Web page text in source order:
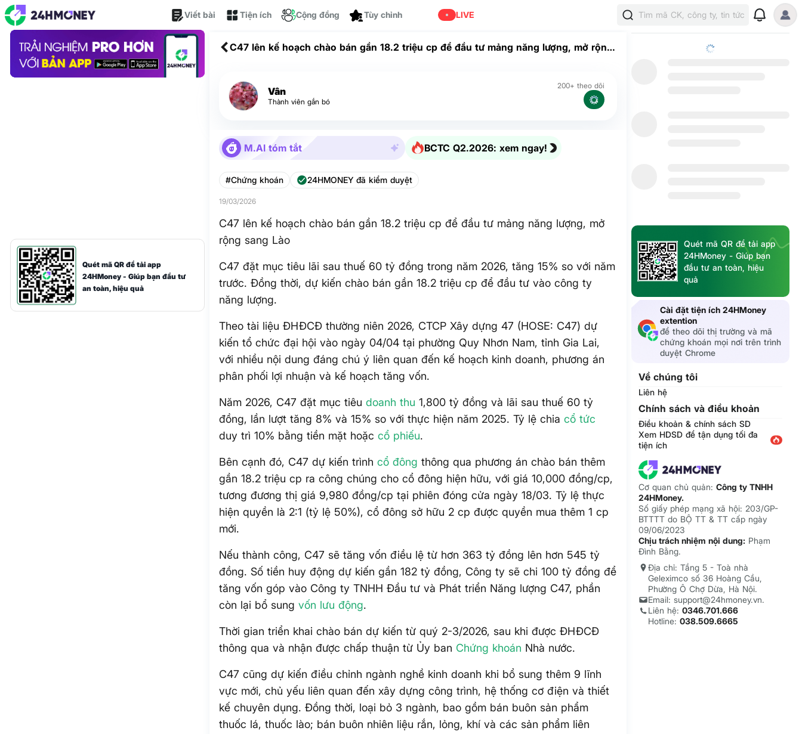
Viết bài Tiện ích
Cộng đồng
LIVE Tìm mã CK, công ty, tin tức
Quét mã QR để tải app
24HMoney - Giúp bạn đầu tư
an toàn, hiệu quả
C47 lên kế hoạch chào bán gần 18.2 triệu cp để đầu tư mảng năng lượng, mở rộng
Vân
Thành viên gắn bó
200+ theo dõi
M.AI tóm tắt BCTC Q2.2026: xem ngay!
#Chứng khoán 24HMONEY đã kiểm duyệt
19/03/2026
C47 lên kế hoạch chào bán gần 18.2 triệu cp để đầu tư mảng năng lượng, mở
rộng sang Lào
C47 đặt mục tiêu lãi sau thuế 60 tỷ đồng trong năm 2026, tăng 15% so với năm
trước. Đồng thời, dự kiến chào bán gần 18.2 triệu cp để đầu tư vào công ty
năng lượng.
Theo tài liệu ĐHĐCĐ thường niên 2026, CTCP Xây dựng 47 (HOSE: C47) dự
kiến tổ chức đại hội vào ngày 04/04 tại phường Quy Nhơn Nam, tỉnh Gia Lai,
với nhiều nội dung đáng chú ý liên quan đến kế hoạch kinh doanh, phương án
phân phối lợi nhuận và kế hoạch tăng vốn.
Năm 2026, C47 đặt mục tiêudoanh thu 1,800 tỷ đồng và lãi sau thuế 60 tỷ
đồng, lần lượt tăng 8% và 15% so với thực hiện năm 2025. Tỷ lệ chiacổ tức
duy trì 10% bằng tiền mặt hoặccổ phiếu.
Bên cạnh đó, C47 dự kiến trìnhcổ đông thông qua phương án chào bán thêm
gần 18.2 triệu cp ra công chúng cho cổ đông hiện hữu, với giá 10,000 đồng/cp,
tương đương thị giá 9,980 đồng/cp tại phiên đóng cửa ngày 18/03. Tỷ lệ thực
hiện quyền là 2:1 (tỷ lệ 50%), cổ đông sở hữu 2 cp được quyền mua thêm 1 cp
mới.
Nếu thành công, C47 sẽ tăng vốn điều lệ từ hơn 363 tỷ đồng lên hơn 545 tỷ
đồng. Số tiền huy động dự kiến gần 182 tỷ đồng, Công ty sẽ chi 100 tỷ đồng để
tăng vốn góp vào Công ty TNHH Đầu tư và Phát triển Năng lượng C47, phần
còn lại bổ sungvốn lưu động.
Thời gian triển khai chào bán dự kiến từ quý 2-3/2026, sau khi được ĐHĐCĐ
thông qua và nhận được chấp thuận từ Ủy ban Chứng khoán Nhà nước.
C47 cũng dự kiến điều chỉnh ngành nghề kinh doanh khi bổ sung thêm 9 lĩnh
vực mới, chủ yếu liên quan đến xây dựng công trình, hệ thống cơ điện và thiết
kế chuyên dụng. Đồng thời, loại bỏ 3 ngành, bao gồm bán buôn sản phẩm
thuốc lá, thuốc lào; bán buôn nhiên liệu rắn, lỏng, khí và các sản phẩm liên
Quét mã QR để tải app
24HMoney - Giúp bạn
đầu tư an toàn, hiệu
quả
Cài đặt tiện ích 24HMoney
extention
để theo dõi thị trường và mã
chứng khoán mọi nơi trên trình
duyệt Chrome
Về chúng tôi
Liên hệ
Chính sách và điều khoản
Điều khoản & chính sách SD
Xem HDSD để tận dụng tối đa
tiện ích
Cơ quan chủ quản:Công ty TNHH
24HMoney.
Số giấy phép mạng xã hội: 203/GP-
BTTTT do BỘ TT & TT cấp ngày
09/06/2023
Chịu trách nhiệm nội dung: Phạm
Đình Bằng.
Địa chỉ: Tầng 5 - Toà nhà
Geleximco số 36 Hoàng Cầu,
Phường Ô Chợ Dừa, Hà Nội.
Email: support@24hmoney.vn.
Liên hệ:0346.701.666
Hotline:038.509.6665